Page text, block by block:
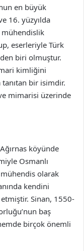
en büyük
16. yüzyılda
mühendislik
eserleriyle Türk
biri olmuştur.
kimliğini
bir isimdir.
mimarisi üzerinde
köyünde
Osmanlı
olarak
kendini
Sinan, 1550-
baş
birçok önemli